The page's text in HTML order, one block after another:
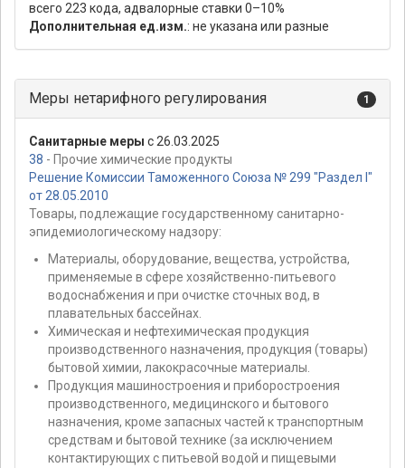
всего 223 кода, адвалорные ставки 0–10%
Дополнительная ед.изм.: не указана или разные
Меры нетарифного регулирования 1
Санитарные меры с 26.03.2025
38 - Прочие химические продукты
Решение Комиссии Таможенного Союза № 299 "Раздел I"
от 28.05.2010
Товары, подлежащие государственному санитарно-
эпидемиологическому надзору:
Материалы, оборудование, вещества, устройства,
применяемые в сфере хозяйственно-питьевого
водоснабжения и при очистке сточных вод, в
плавательных бассейнах.
Химическая и нефтехимическая продукция
производственного назначения, продукция (товары)
бытовой химии, лакокрасочные материалы.
Продукция машиностроения и приборостроения
производственного, медицинского и бытового
назначения, кроме запасных частей к транспортным
средствам и бытовой технике (за исключением
контактирующих с питьевой водой и пищевыми